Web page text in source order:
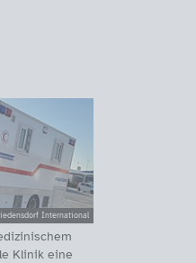
International
Klinik eine